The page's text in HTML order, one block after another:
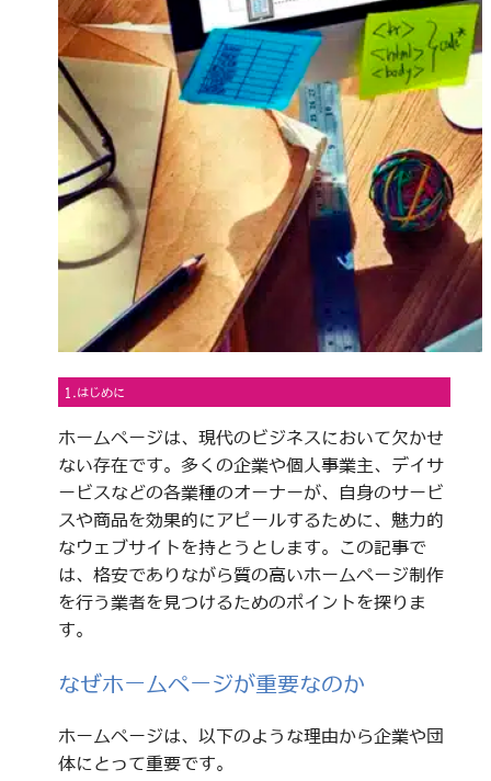
1.はじめに
ホームページは、現代のビジネスにおいて欠かせ
ない存在です。多くの企業や個人事業主、デイサ
ービスなどの各業種のオーナーが、自身のサービ
スや商品を効果的にアピールするために、魅力的
なウェブサイトを持とうとします。この記事で
は、格安でありながら質の高いホームページ制作
を行う業者を見つけるためのポイントを探りま
す。
なぜホームページが重要なのか
ホームページは、以下のような理由から企業や団
体にとって重要です。